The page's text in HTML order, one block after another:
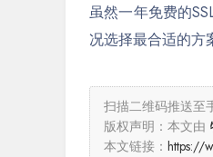
虽然一年免费的
况选择最合适的方
扫描二维码推送至
版权声明：本文由
本文链接： https://